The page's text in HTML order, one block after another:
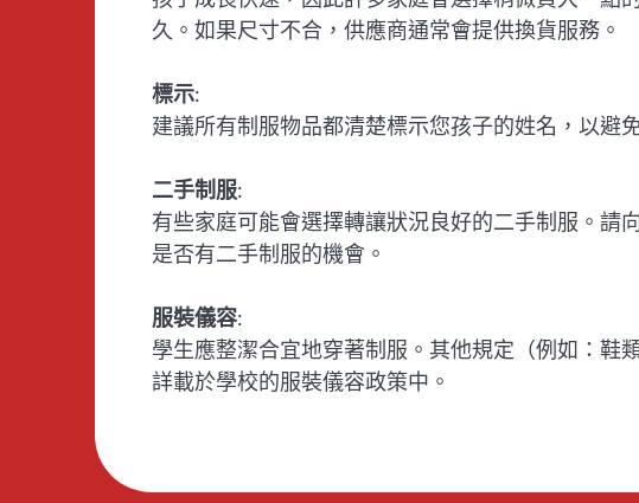
久。如果尺寸不合，供應商通常會提供換貨服務。
標示:
建議所有制服物品都清楚標示您孩子的姓名，以避
二手制服:
有些家庭可能會選擇轉讓狀況良好的二手制服。請
是否有二手制服的機會。
服裝儀容:
學生應整潔合宜地穿著制服。其他規定（例如：鞋
詳載於學校的服裝儀容政策中。